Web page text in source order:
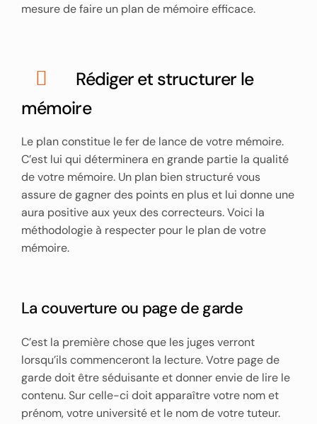
mesure de faire un plan de mémoire efficace.
Rédiger et structurer le
mémoire
Le plan constitue le fer de lance de votre mémoire.
C’est lui qui déterminera en grande partie la qualité
de votre mémoire. Un plan bien structuré vous
assure de gagner des points en plus et lui donne une
aura positive aux yeux des correcteurs. Voici la
méthodologie à respecter pour le plan de votre
mémoire.
La couverture ou page de garde
C’est la première chose que les juges verront
lorsqu’ils commenceront la lecture. Votre page de
garde doit être séduisante et donner envie de lire le
contenu. Sur celle-ci doit apparaître votre nom et
prénom, votre université et le nom de votre tuteur.